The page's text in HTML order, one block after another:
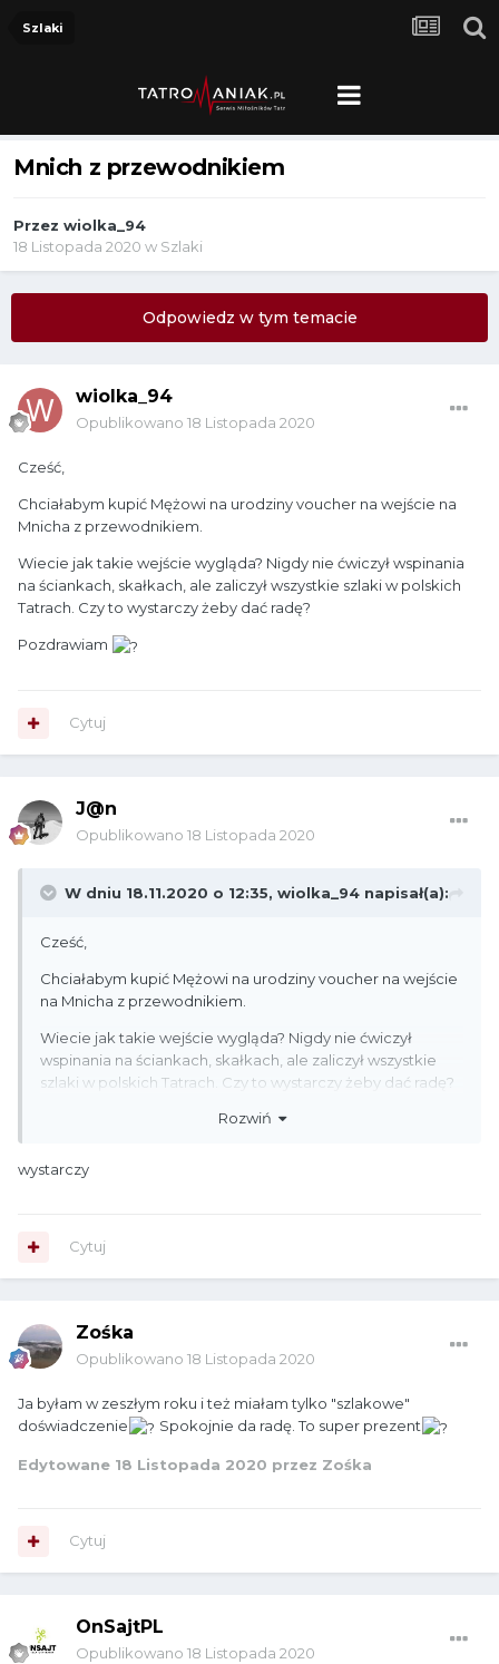
Szlaki
Mnich z przewodnikiem
Przez wiolka_94
18 Listopada 2020 w Szlaki
Odpowiedz w tym temacie
wiolka_94
Opublikowano 18 Listopada 2020
Cześć,
Chciałabym kupić Mężowi na urodziny voucher na wejście na
Mnicha z przewodnikiem.
Wiecie jak takie wejście wygląda? Nigdy nie ćwiczył wspinania
na ściankach, skałkach, ale zaliczył wszystkie szlaki w polskich
Tatrach. Czy to wystarczy żeby dać radę?
Pozdrawiam
Cytuj
J@n
Opublikowano 18 Listopada 2020
W dniu 18.11.2020 o 12:35, wiolka_94 napisał(a):
Cześć,
Chciałabym kupić Mężowi na urodziny voucher na wejście
na Mnicha z przewodnikiem.
Wiecie jak takie wejście wygląda? Nigdy nie ćwiczył
wspinania na ściankach, skałkach, ale zaliczył wszystkie
szlaki w polskich Tatrach. Czy to wystarczy żeby dać radę?
Rozwiń
wystarczy
Cytuj
Zośka
Opublikowano 18 Listopada 2020
Ja byłam w zeszłym roku i też miałam tylko "szlakowe"
doświadczenie
Spokojnie da radę. To super prezent
Edytowane 18 Listopada 2020 przez Zośka
Cytuj
OnSajtPL
Opublikowano 18 Listopada 2020